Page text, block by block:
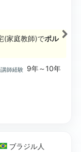
(家庭教師)でポル
師経験
9年～10年
ブラジル人